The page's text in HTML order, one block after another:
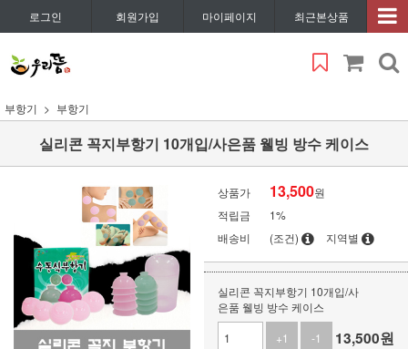
로그인 회원가입 마이페이지 최근본상품
부항기 부항기
실리콘 꼭지부항기 10개입/사은품 웰빙 방수 케이스
상품가 13,500원
적립금
1%
배송비
(조건) 지역별
실리콘 꼭지부항기 10개입/사
은품 웰빙 방수 케이스
+1
-1 13,500원